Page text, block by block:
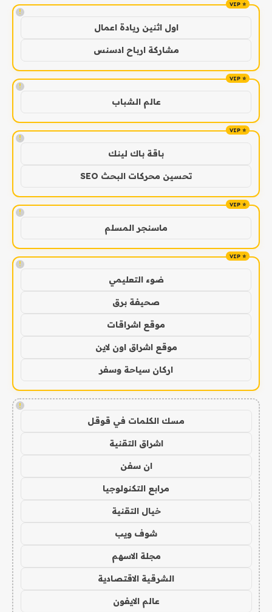
!
اول اثنين ريادة اعمال
مشاركة ارباح ادسنس
!
عالم الشباب
!
باقة باك لينك
تحسين محركات البحث SEO
!
ماسنجر المسلم
!
ضوء التعليمي
صحيفة برق
موقع اشراقات
موقع اشراق اون لاين
اركان سياحة وسفر
!
مسك الكلمات في قوقل
اشراق التقنية
ان سفن
مرابع التكنولوجيا
خيال التقنية
شوف ويب
مجلة الاسهم
الشرقية الاقتصادية
عالم الايفون